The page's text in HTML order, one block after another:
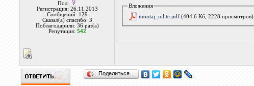
Пол:
Регистрация: 26.11.2013
Сообщений: 129
Сказал(а) спасибо: 3
Поблагодарили: 36 раз(а)
Репутация: 542
Вложения
montaj_nilite.pdf(404.6 Кб, 2228 просмотров)
Поделиться…